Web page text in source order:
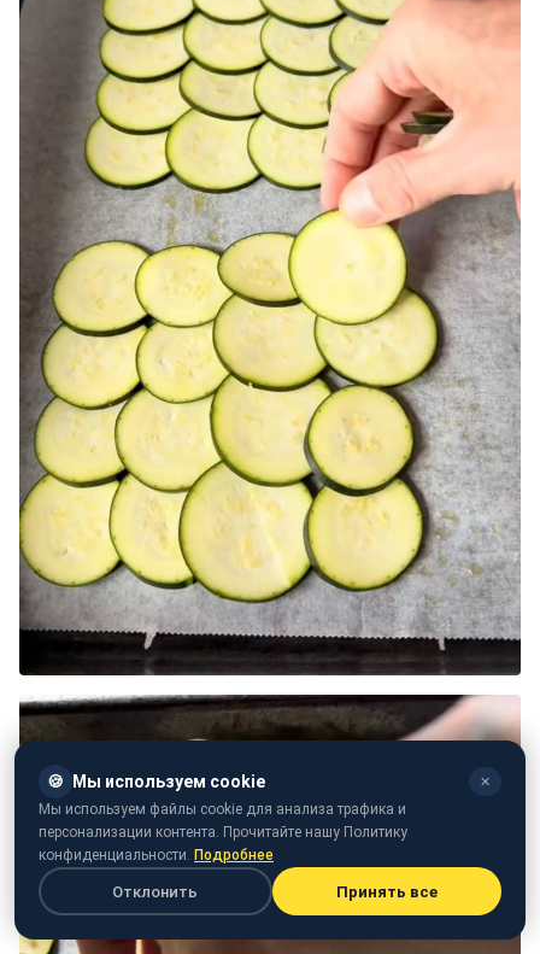
🍪 Мы используем cookie ✕
Мы используем файлы cookie для анализа трафика и
персонализации контента. Прочитайте нашу Политику
конфиденциальности. Подробнее
Отклонить Принять все